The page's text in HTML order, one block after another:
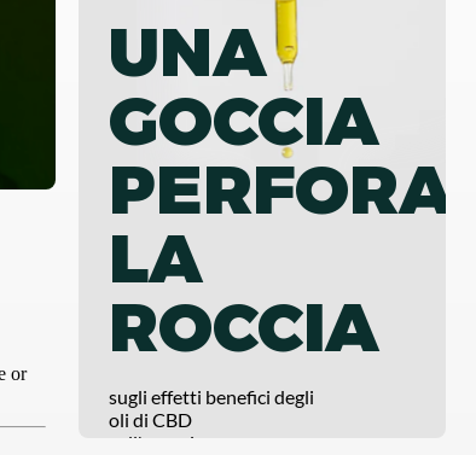
UNA
GOCCIA
PERFORA
LA
ROCCIA
sugli effetti benefici degli
oli di CBD
sull'organismo